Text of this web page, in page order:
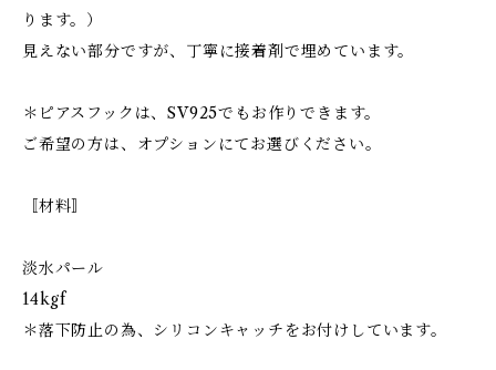
ります。）
見えない部分ですが、丁寧に接着剤で埋めています。
＊ピアスフックは、SV925でもお作りできます。
ご希望の方は、オプションにてお選びください。
〚材料〛
淡水パール
14kgf
＊落下防止の為、シリコンキャッチをお付けしています。